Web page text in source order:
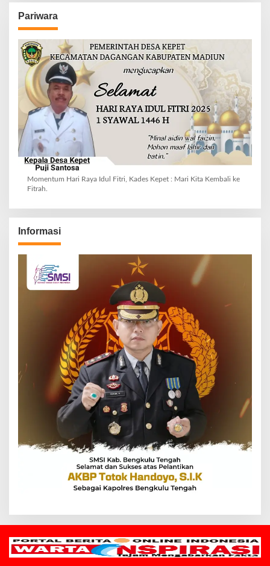
Pariwara
Momentum Hari Raya Idul Fitri, Kades Kepet : Mari Kita Kembali ke
Fitrah.
Informasi